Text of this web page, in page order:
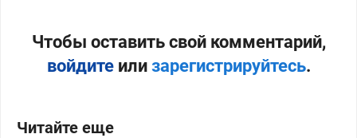
Чтобы оставить свой комментарий,
войдитеили зарегистрируйтесь.
Читайте еще